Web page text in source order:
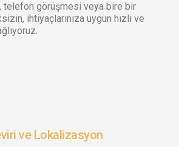
telefon görüşmesi veya bire bir
ihtiyaçlarınıza uygun hızlı ve
ve Lokalizasyon